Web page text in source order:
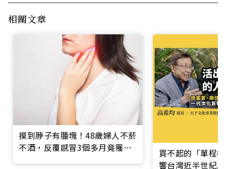
相關文章
摸到脖子有腫塊！48歲婦人不菸
不酒，反覆感冒3個多月竟罹口
買不起的「單程
響台灣近半世紀